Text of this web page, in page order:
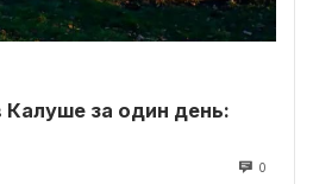
за один день:
0